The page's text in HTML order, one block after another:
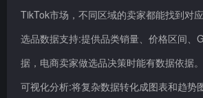
TikTok市场，不同区域的卖家都能找到对应
选品数据支持:提供品类销量、价格区间、
据，电商卖家做选品决策时能有数据依据。
可视化分析:将复杂数据转化成图表和趋势